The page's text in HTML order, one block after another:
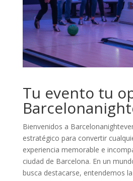
Tu evento tu
Bienvenidos a
estratégico para convertir
experiencia memorable e
ciudad de Barcelona. En un
busca destacarse, entendemos